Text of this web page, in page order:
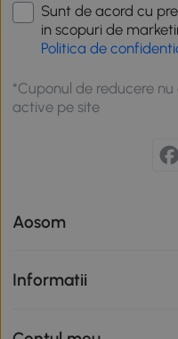
Sunt de acord cu
in scopuri de
Politica de
*Cuponul de reducere
active pe site
Aosom
Informatii